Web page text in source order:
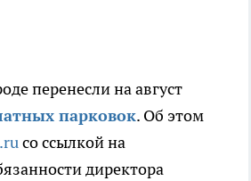
перенесли на август
парковок. Об этом
со ссылкой на
директора